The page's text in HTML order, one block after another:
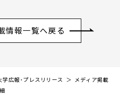
情報一覧へ戻る
学広報・プレスリリース
メディア掲載